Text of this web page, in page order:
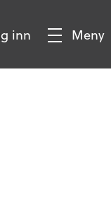
inn
Vis/SkjulMeny